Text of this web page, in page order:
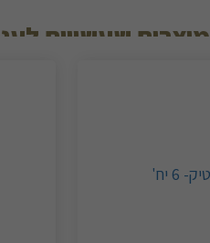
מוצרים שעשויים